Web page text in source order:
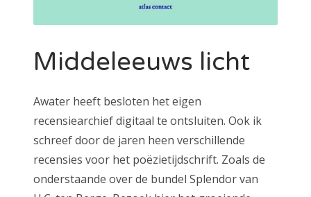
Middeleeuws licht
Awater heeft besloten het eigen
recensiearchief digitaal te ontsluiten. Ook ik
schreef door de jaren heen verschillende
recensies voor het poëzietijdschrift. Zoals de
onderstaande over de bundel Splendor van